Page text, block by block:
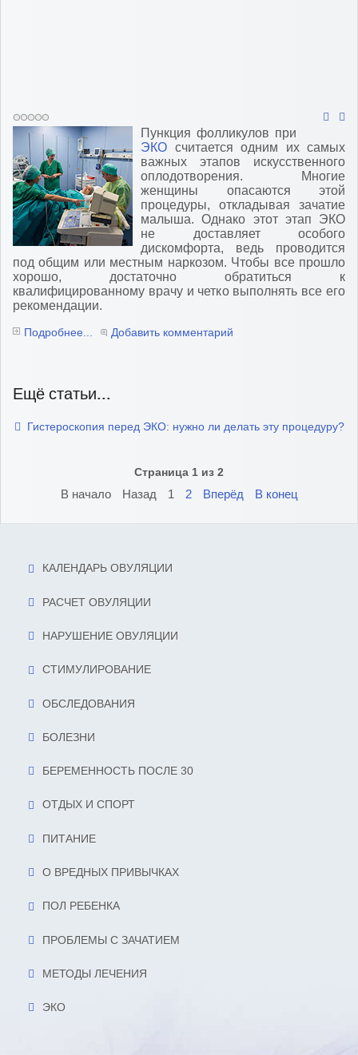
Пункция фолликулов при
ЭКО считается одним их самых
важных этапов искусственного
оплодотворения. Многие
женщины опасаются этой
процедуры, откладывая зачатие
малыша. Однако этот этап ЭКО
не доставляет особого
дискомфорта, ведь проводится
под общим или местным наркозом. Чтобы все прошло
хорошо, достаточно обратиться к
квалифицированному врачу и четко выполнять все его
рекомендации.
Подробнее... Добавить комментарий
Ещё статьи...
Гистероскопия перед ЭКО: нужно ли делать эту процедуру?
Страница 1 из 2
В начало Назад 1 2 Вперёд В конец
КАЛЕНДАРЬ ОВУЛЯЦИИ
РАСЧЕТ ОВУЛЯЦИИ
НАРУШЕНИЕ ОВУЛЯЦИИ
СТИМУЛИРОВАНИЕ
ОБСЛЕДОВАНИЯ
БОЛЕЗНИ
БЕРЕМЕННОСТЬ ПОСЛЕ 30
ОТДЫХ И СПОРТ
ПИТАНИЕ
О ВРЕДНЫХ ПРИВЫЧКАХ
ПОЛ РЕБЕНКА
ПРОБЛЕМЫ С ЗАЧАТИЕМ
МЕТОДЫ ЛЕЧЕНИЯ
ЭКО